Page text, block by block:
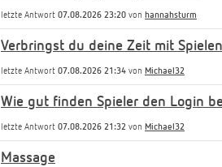
letzte Antwort 07.08.2026 23:20 von hannahsturm
Verbringst du deine Zeit mit
letzte Antwort 07.08.2026 21:34 von Michael32
Wie gut finden Spieler den Login
letzte Antwort 07.08.2026 21:32 von Michael32
Massage